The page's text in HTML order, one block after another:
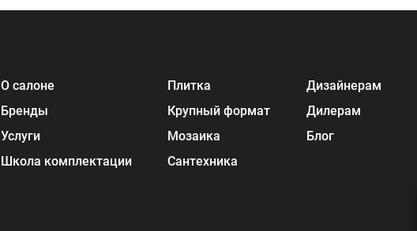
О салоне
Бренды
Услуги
Школа комплектации
Плитка
Крупный формат
Мозаика
Сантехника
Дизайнерам
Дилерам
Блог